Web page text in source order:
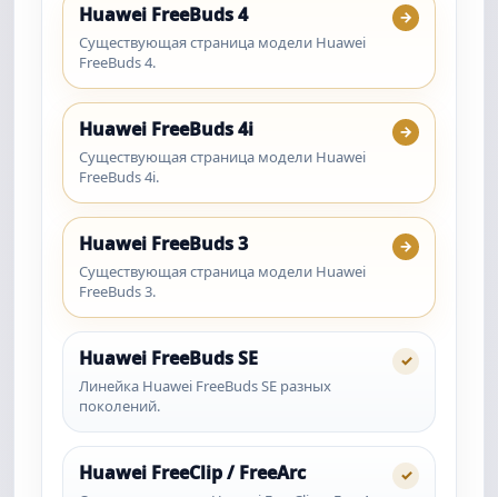
Huawei FreeBuds 4
Существующая страница модели Huawei
FreeBuds 4.
→
Huawei FreeBuds 4i
Существующая страница модели Huawei
FreeBuds 4i.
→
Huawei FreeBuds 3
Существующая страница модели Huawei
FreeBuds 3.
→
Huawei FreeBuds SE
Линейка Huawei FreeBuds SE разных
поколений.
✓
Huawei FreeClip / FreeArc ✓